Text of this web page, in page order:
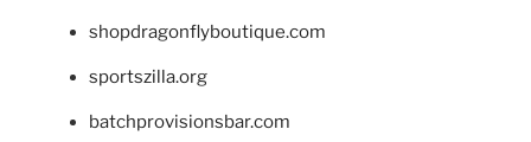
shopdragonflyboutique.com
sportszilla.org
batchprovisionsbar.com